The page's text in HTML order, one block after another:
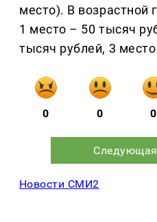
место). В возрастной
1 место – 50 тысяч
тысяч рублей, 3
0 0 0
Следующая
Новости СМИ2